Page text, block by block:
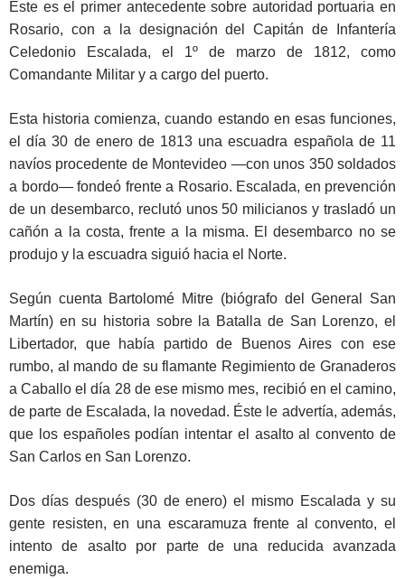
Este es el primer antecedente sobre autoridad portuaria en
Rosario, con a la designación del Capitán de Infantería
Celedonio Escalada, el 1º de marzo de 1812, como
Comandante Militar y a cargo del puerto.
Esta historia comienza, cuando estando en esas funciones,
el día 30 de enero de 1813 una escuadra española de 11
navíos procedente de Montevideo —con unos 350 soldados
a bordo— fondeó frente a Rosario. Escalada, en prevención
de un desembarco, reclutó unos 50 milicianos y trasladó un
cañón a la costa, frente a la misma. El desembarco no se
produjo y la escuadra siguió hacia el Norte.
Según cuenta Bartolomé Mitre (biógrafo del General San
Martín) en su historia sobre la Batalla de San Lorenzo, el
Libertador, que había partido de Buenos Aires con ese
rumbo, al mando de su flamante Regimiento de Granaderos
a Caballo el día 28 de ese mismo mes, recibió en el camino,
de parte de Escalada, la novedad. Éste le advertía, además,
que los españoles podían intentar el asalto al convento de
San Carlos en San Lorenzo.
Dos días después (30 de enero) el mismo Escalada y su
gente resisten, en una escaramuza frente al convento, el
intento de asalto por parte de una reducida avanzada
enemiga.